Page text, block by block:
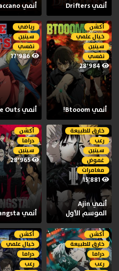
أنمي Drifters أنمي Baccano!
أكشن
خيال علمي
سينين
نفسي
28٬984
أنمي Btooom!
رياضي
سينين
نفسي
17٬986
أنمي One Outs
خارق للطبيعة
رعب
سينين
غموض
مغامرات
أنمي Ajin
الموسم الأول
أكشن
دراما
سينين
28٬965
أنمي Gangsta
أكشن
خارق للطبيعة
دراما
رعب
أكشن
خيال علمي
دراما
رعب